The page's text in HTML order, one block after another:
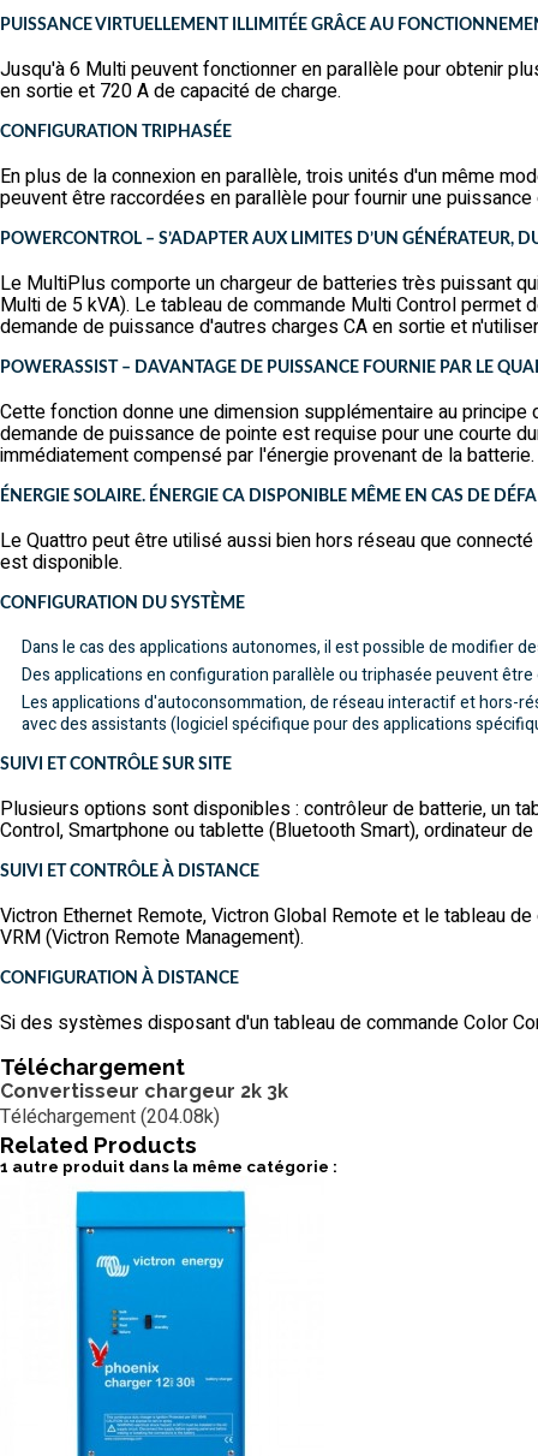
PUISSANCE VIRTUELLEMENT ILLIMITÉE GRÂCE AU
Jusqu'à 6 Multi peuvent fonctionner en parallèle pour obtenir
en sortie et 720 A de capacité de charge.
CONFIGURATION TRIPHASÉE
En plus de la connexion en parallèle, trois unités d'un même
peuvent être raccordées en parallèle pour fournir une
POWERCONTROL – S’ADAPTER AUX LIMITES D’UN GÉNÉRATEUR,
Le MultiPlus comporte un chargeur de batteries très puissant
Multi de 5 kVA). Le tableau de commande Multi Control
demande de puissance d'autres charges CA en sortie et
POWERASSIST – DAVANTAGE DE PUISSANCE FOURNIE PAR LE
Cette fonction donne une dimension supplémentaire au
demande de puissance de pointe est requise pour une courte
immédiatement compensé par l'énergie provenant de la
ÉNERGIE SOLAIRE. ÉNERGIE CA DISPONIBLE MÊME EN CAS DE
Le Quattro peut être utilisé aussi bien hors réseau que
est disponible.
CONFIGURATION DU SYSTÈME
Dans le cas des applications autonomes, il est possible de modifier
Des applications en configuration parallèle ou triphasée peuvent
Les applications d'autoconsommation, de réseau interactif et hors-
avec des assistants (logiciel spécifique pour des applications
SUIVI ET CONTRÔLE SUR SITE
Plusieurs options sont disponibles : contrôleur de batterie, un
Control, Smartphone ou tablette (Bluetooth Smart), ordinateur
SUIVI ET CONTRÔLE À DISTANCE
Victron Ethernet Remote, Victron Global Remote et le tableau
VRM (Victron Remote Management).
CONFIGURATION À DISTANCE
Si des systèmes disposant d'un tableau de commande Color
Téléchargement
Convertisseur chargeur 2k 3k
Téléchargement (204.08k)
Related Products
1 autre produit dans la même catégorie :